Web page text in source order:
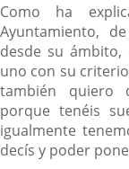
Como ha
Ayuntamiento,
desde su
uno con su
también quiero
porque tenéis
igualmente
decís y poder